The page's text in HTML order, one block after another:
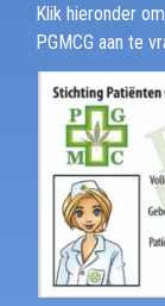
Klik hieronder
PGMCG aan te